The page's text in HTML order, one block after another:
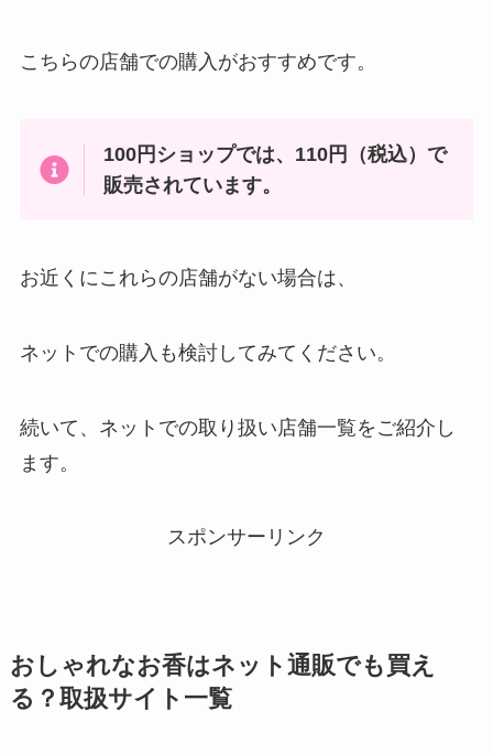
こちらの店舗での購入がおすすめです。
100円ショップでは、110円（税込）で
販売されています。
お近くにこれらの店舗がない場合は、
ネットでの購入も検討してみてください。
続いて、ネットでの取り扱い店舗一覧をご紹介し
ます。
スポンサーリンク
おしゃれなお香はネット通販でも買え
る？取扱サイト一覧